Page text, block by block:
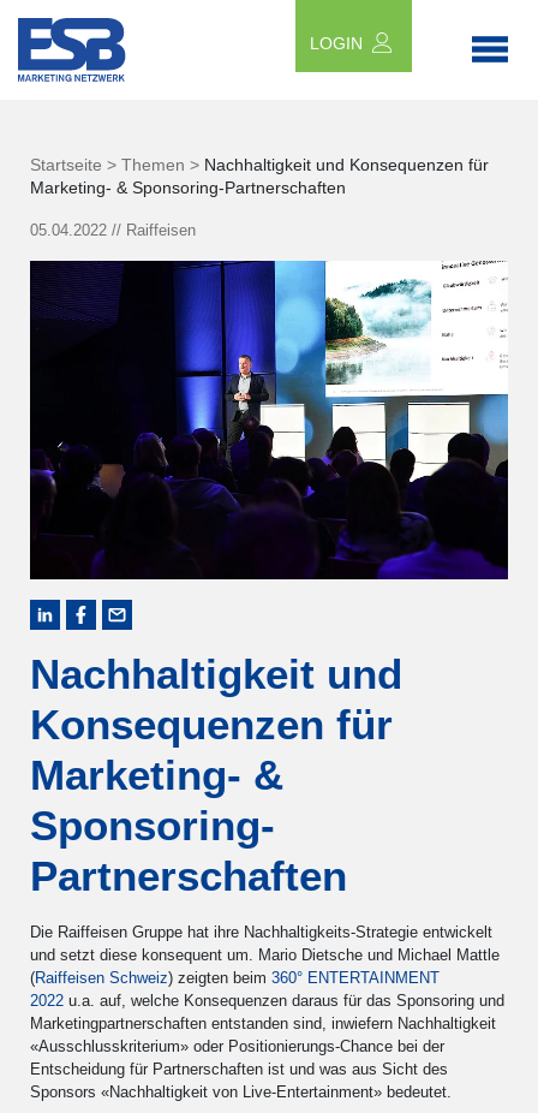
LOGIN
Startseite > Themen > Nachhaltigkeit und Konsequenzen für
Marketing- & Sponsoring-Partnerschaften
05.04.2022 // Raiffeisen
Nachhaltigkeit und
Konsequenzen für
Marketing- &
Sponsoring-
Partnerschaften
Die Raiffeisen Gruppe hat ihre Nachhaltigkeits-Strategie entwickelt
und setzt diese konsequent um. Mario Dietsche und Michael Mattle
(Raiffeisen Schweiz) zeigten beim 360° ENTERTAINMENT
2022 u.a. auf, welche Konsequenzen daraus für das Sponsoring und
Marketingpartnerschaften entstanden sind, inwiefern Nachhaltigkeit
«Ausschlusskriterium» oder Positionierungs-Chance bei der
Entscheidung für Partnerschaften ist und was aus Sicht des
Sponsors «Nachhaltigkeit von Live-Entertainment» bedeutet.